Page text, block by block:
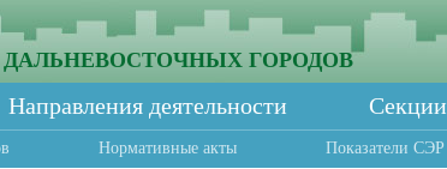
ГОРОДОВ
Направления деятельности Секции
Нормативные акты Показатели СЭР